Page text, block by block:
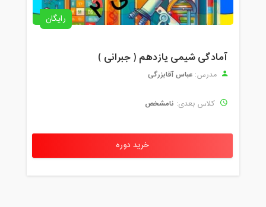
رایگان
آمادگی شیمی یازدهم ( جبرانی )
مدرس: عباس آقابزرگی
کلاس بعدی: نامشخص
خرید دوره